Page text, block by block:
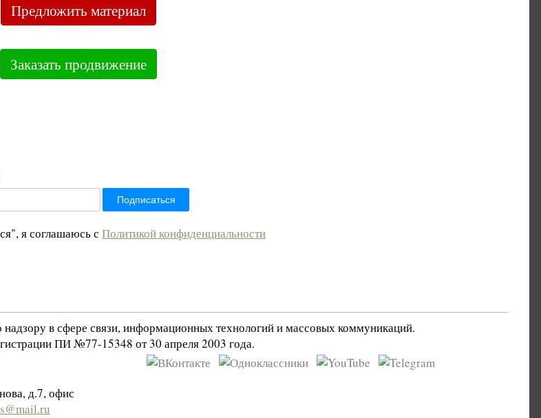
Предложить материал
Заказать продвижение
я соглашаюсь с Политикой конфиденциальности
надзору в сфере связи, информационных технологий и массовых коммуникаций.
ПИ №77-15348 от 30 апреля 2003 года.
д.7, офис